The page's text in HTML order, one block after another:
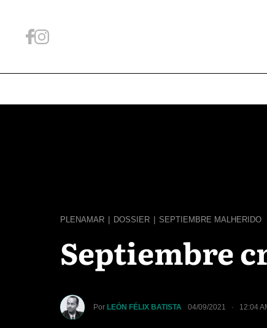
PLENAMAR DOSSIER SEPTIEMBRE MALHERIDO
Septiembre
Por LEÓN FÉLIX BATISTA 04/09/2021 · 12:04